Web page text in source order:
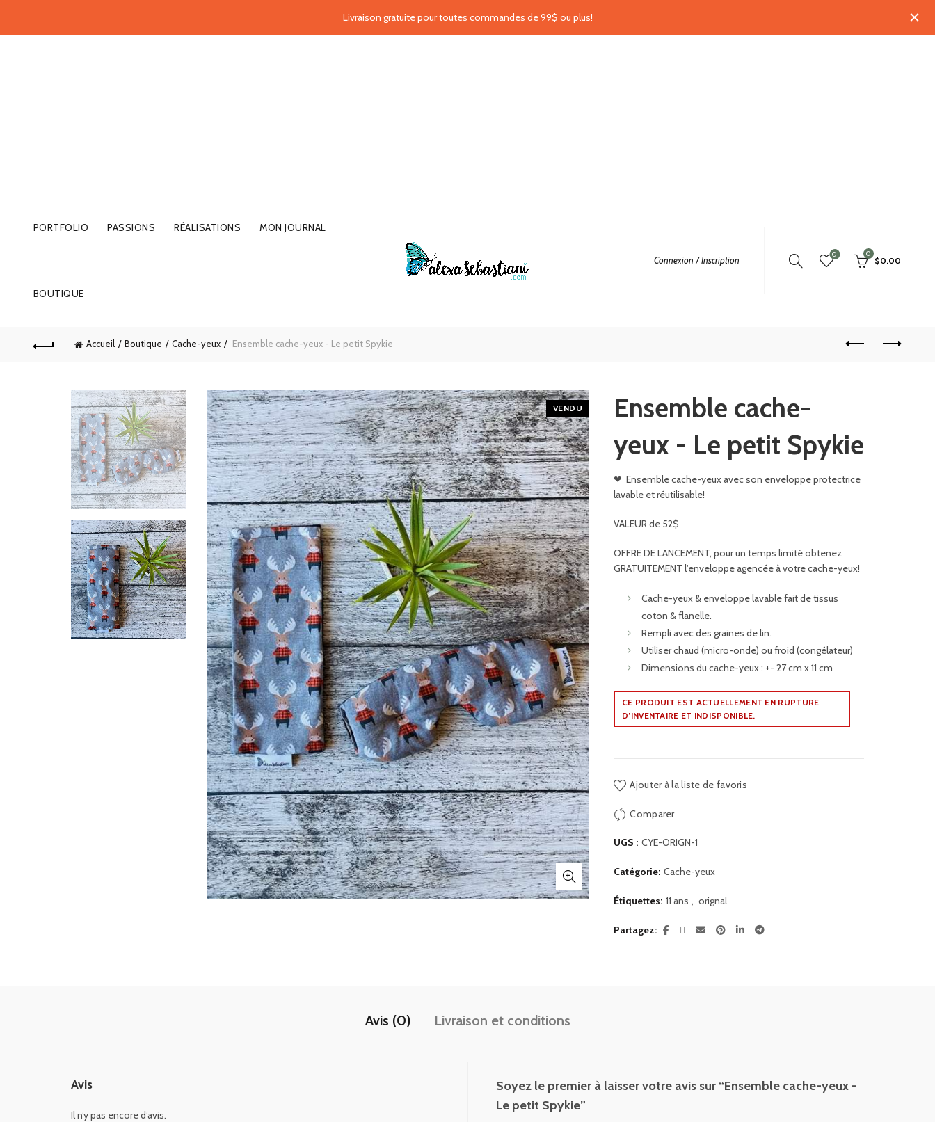
PORTFOLIO PASSIONS RÉALISATIONS MON JOURNAL
BOUTIQUE
Connexion / Inscription
0 0
$0.00
Accueil Boutique Cache-yeux Ensemble cache-yeux - Le petit Spykie
VENDU
Ensemble cache-
yeux - Le petit Spykie
❤ Ensemble cache-yeux avec son enveloppe protectrice
lavable et réutilisable!
VALEUR de 52$
OFFRE DE LANCEMENT, pour un temps limité obtenez
GRATUITEMENT l'enveloppe agencée à votre cache-yeux!
Cache-yeux & enveloppe lavable fait de tissus
coton & flanelle.
Rempli avec des graines de lin.
Utiliser chaud (micro-onde) ou froid (congélateur)
Dimensions du cache-yeux : +- 27 cm x 11 cm
CE PRODUIT EST ACTUELLEMENT EN RUPTURE
D’INVENTAIRE ET INDISPONIBLE.
Ajouter à la liste de favoris
Comparer
UGS : CYE-ORIGN-1
Catégorie: Cache-yeux
Étiquettes: 11 ans , orignal
Partagez
Avis (0) Livraison et conditions
Avis
Il n’y pas encore d’avis.
Soyez le premier à laisser votre avis sur “Ensemble cache-yeux -
Le petit Spykie”
Livraison gratuite pour toutes commandes de 99$ ou plus!